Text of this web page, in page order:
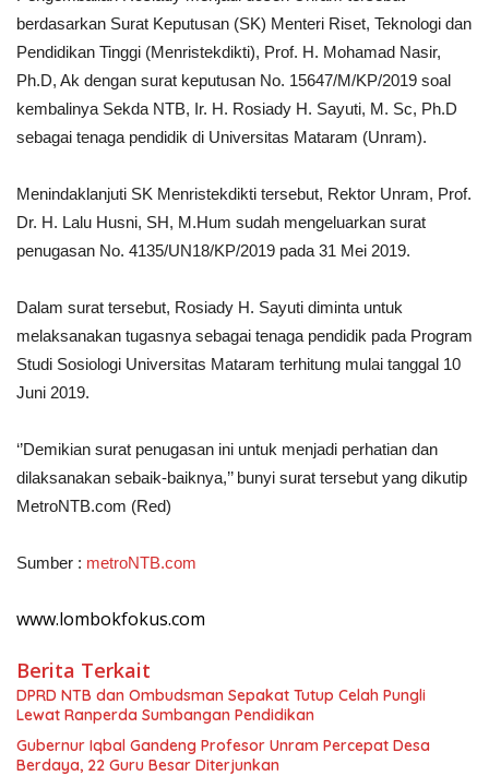
berdasarkan Surat Keputusan (SK) Menteri Riset, Teknologi dan
Pendidikan Tinggi (Menristekdikti), Prof. H. Mohamad Nasir,
Ph.D, Ak dengan surat keputusan No. 15647/M/KP/2019 soal
kembalinya Sekda NTB, Ir. H. Rosiady H. Sayuti, M. Sc, Ph.D
sebagai tenaga pendidik di Universitas Mataram (Unram).
Menindaklanjuti SK Menristekdikti tersebut, Rektor Unram, Prof.
Dr. H. Lalu Husni, SH, M.Hum sudah mengeluarkan surat
penugasan No. 4135/UN18/KP/2019 pada 31 Mei 2019.
Dalam surat tersebut, Rosiady H. Sayuti diminta untuk
melaksanakan tugasnya sebagai tenaga pendidik pada Program
Studi Sosiologi Universitas Mataram terhitung mulai tanggal 10
Juni 2019.
‘’Demikian surat penugasan ini untuk menjadi perhatian dan
dilaksanakan sebaik-baiknya,’’ bunyi surat tersebut yang dikutip
MetroNTB.com (Red)
Sumber : metroNTB.com
www.lombokfokus.com
Berita Terkait
DPRD NTB dan Ombudsman Sepakat Tutup Celah Pungli
Lewat Ranperda Sumbangan Pendidikan
Gubernur Iqbal Gandeng Profesor Unram Percepat Desa
Berdaya, 22 Guru Besar Diterjunkan